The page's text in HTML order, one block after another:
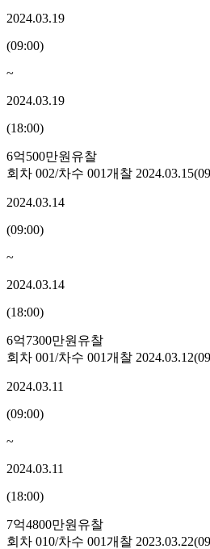
2024.03.19
(09:00)
~
2024.03.19
(18:00)
6억500만원 유찰
회차 002/차수 001개찰 2024.03.15(
2024.03.14
(09:00)
~
2024.03.14
(18:00)
6억7300만원 유찰
회차 001/차수 001개찰 2024.03.12(
2024.03.11
(09:00)
~
2024.03.11
(18:00)
7억4800만원 유찰
회차 010/차수 001개찰 2023.03.22(